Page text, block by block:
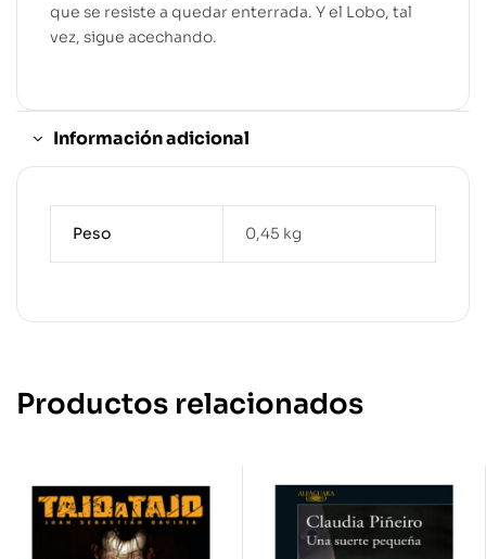
que se resiste a quedar enterrada. Y el Lobo, tal
vez, sigue acechando.
Información adicional
Peso 0,45 kg
Productos relacionados